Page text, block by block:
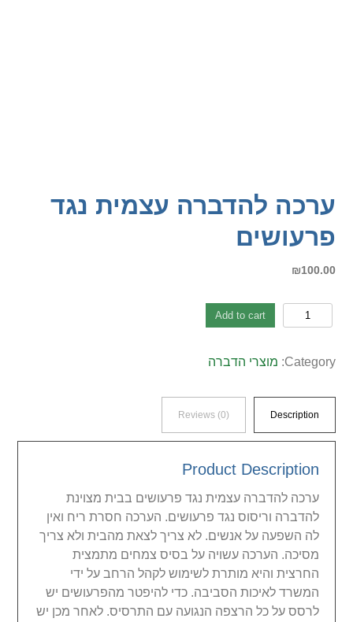
ערכה להדברה עצמית נגד
פרעושים
₪100.00
ערכה
להדברה
נגד
Add to cart
Category: מוצרי הדברה
Description
Reviews (0)
Product Description
ערכה להדברה עצמית נגד פרעושים בבית מצוינת
להדברה וריסוס נגד פרעושים. הערכה חסרת ריח ואין
לה השפעה על אנשים. לא צריך לצאת מהבית ולא צריך
מסיכה. הערכה עשויה על בסיס צמחים מתמצית
החרצית והיא מותרת לשימוש לקהל הרחב על ידי
המשרד לאיכות הסביבה. כדי להיפטר מהפרעושים יש
לרסס על כל הרצפה הנגועה עם התרסיס. לאחר מכן יש